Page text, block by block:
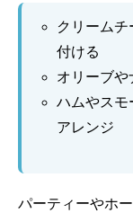
クリームチ
付ける
オリーブや
ハムやスモ
アレンジ
パーティーやホ